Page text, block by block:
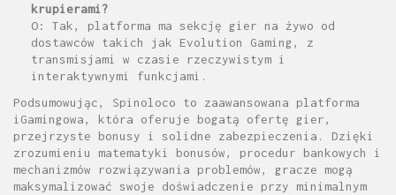
krupierami?
O: Tak, platforma ma sekcję gier na żywo od
dostawców takich jak Evolution Gaming, z
transmisjami w czasie rzeczywistym i
interaktywnymi funkcjami.
Podsumowując, Spinoloco to zaawansowana platforma
iGamingowa, która oferuje bogatą ofertę gier,
przejrzyste bonusy i solidne zabezpieczenia. Dzięki
zrozumieniu matematyki bonusów, procedur bankowych i
mechanizmów rozwiązywania problemów, gracze mogą
maksymalizować swoje doświadczenie przy minimalnym